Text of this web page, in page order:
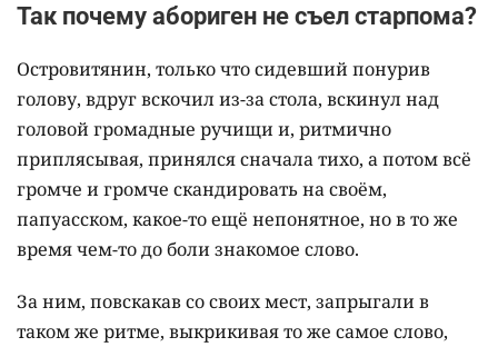
Так почему абориген не съел старпома?
Островитянин, только что сидевший понурив
голову, вдруг вскочил из-за стола, вскинул над
головой громадные ручищи и, ритмично
приплясывая, принялся сначала тихо, а потом всё
громче и громче скандировать на своём,
папуасском, какое-то ещё непонятное, но в то же
время чем-то до боли знакомое слово.
За ним, повскакав со своих мест, запрыгали в
таком же ритме, выкрикивая то же самое слово,